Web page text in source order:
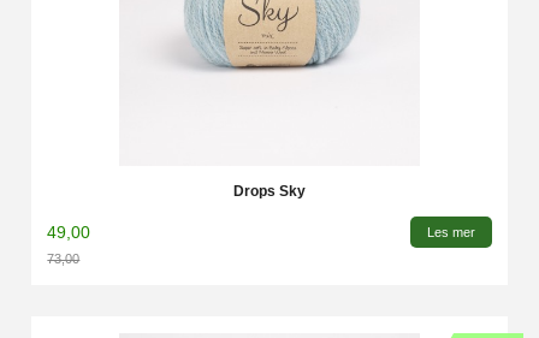
Drops Sky
49,00
73,00
Les mer